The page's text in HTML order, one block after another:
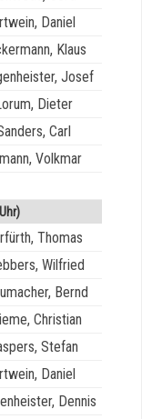
Daniel
Klaus
Josef
Dieter
Carl
Volkmar
Thomas
Wilfried
Bernd
Christian
Stefan
Daniel
Dennis